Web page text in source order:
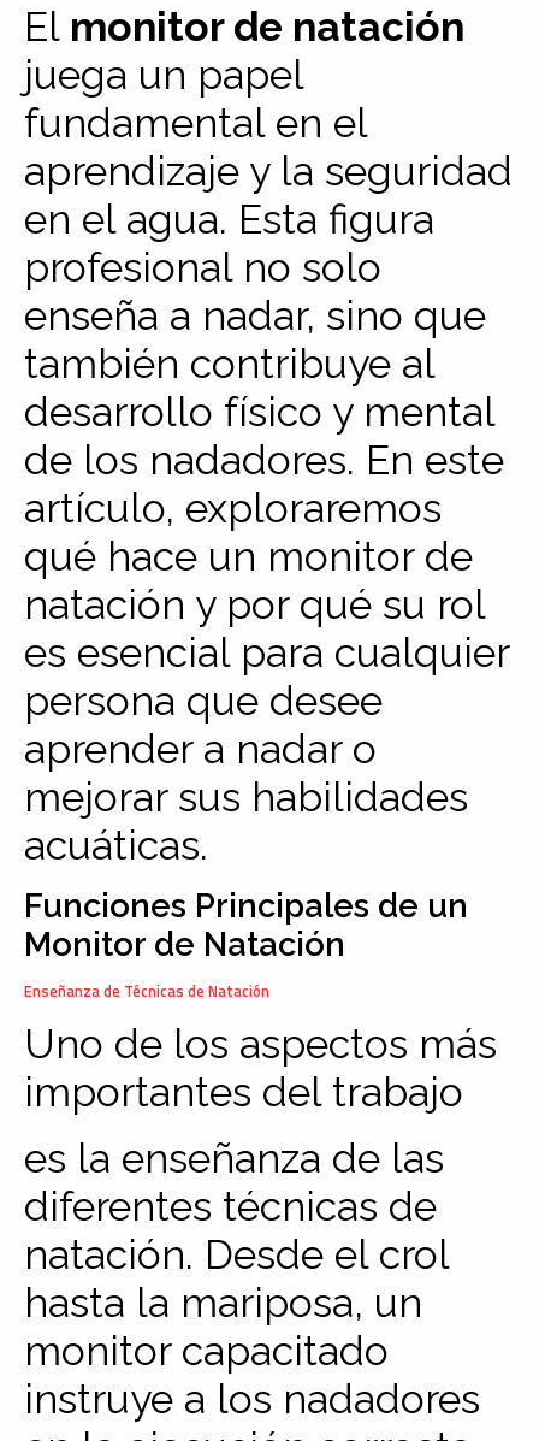
El monitor de natación
juega un papel
fundamental en el
aprendizaje y la seguridad
en el agua. Esta figura
profesional no solo
enseña a nadar, sino que
también contribuye al
desarrollo físico y mental
de los nadadores. En este
artículo, exploraremos
qué hace un monitor de
natación y por qué su rol
es esencial para cualquier
persona que desee
aprender a nadar o
mejorar sus habilidades
acuáticas.
Funciones Principales de un
Monitor de Natación
Enseñanza de Técnicas de Natación
Uno de los aspectos más
importantes del trabajo
es la enseñanza de las
diferentes técnicas de
natación. Desde el crol
hasta la mariposa, un
monitor capacitado
instruye a los nadadores